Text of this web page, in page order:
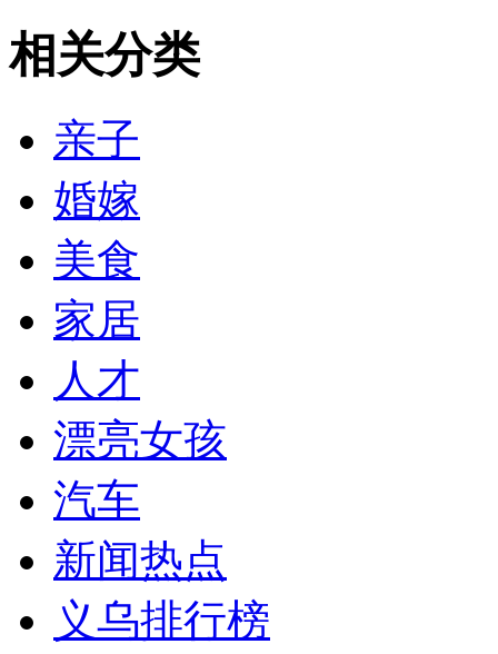
相关分类
亲子
婚嫁
美食
家居
人才
漂亮女孩
汽车
新闻热点
义乌排行榜